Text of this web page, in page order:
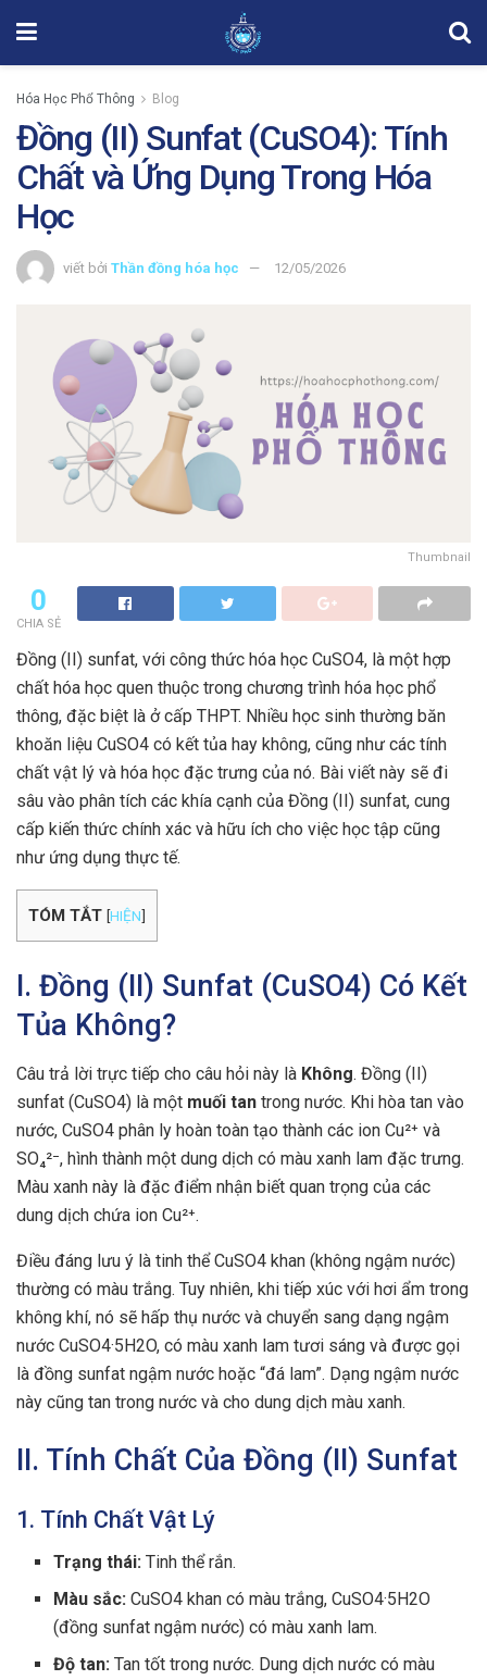
Hóa Học Phổ Thông Blog
Đồng (II) Sunfat (CuSO4): Tính
Chất và Ứng Dụng Trong Hóa
Học
viết bởi Thần đồng hóa học 12/05/2026
Thumbnail
0
CHIA SẺ
Đồng (II) sunfat, với công thức hóa học CuSO4, là một hợp
chất hóa học quen thuộc trong chương trình hóa học phổ
thông, đặc biệt là ở cấp THPT. Nhiều học sinh thường băn
khoăn liệu CuSO4 có kết tủa hay không, cũng như các tính
chất vật lý và hóa học đặc trưng của nó. Bài viết này sẽ đi
sâu vào phân tích các khía cạnh của Đồng (II) sunfat, cung
cấp kiến thức chính xác và hữu ích cho việc học tập cũng
như ứng dụng thực tế.
TÓM TẮT [HIỆN]
I. Đồng (II) Sunfat (CuSO4) Có Kết
Tủa Không?
Câu trả lời trực tiếp cho câu hỏi này là Không. Đồng (II)
sunfat (CuSO4) là một muối tan trong nước. Khi hòa tan vào
nước, CuSO4 phân ly hoàn toàn tạo thành các ion Cu²⁺ và
SO₄²⁻, hình thành một dung dịch có màu xanh lam đặc trưng.
Màu xanh này là đặc điểm nhận biết quan trọng của các
dung dịch chứa ion Cu²⁺.
Điều đáng lưu ý là tinh thể CuSO4 khan (không ngậm nước)
thường có màu trắng. Tuy nhiên, khi tiếp xúc với hơi ẩm trong
không khí, nó sẽ hấp thụ nước và chuyển sang dạng ngậm
nước CuSO4·5H2O, có màu xanh lam tươi sáng và được gọi
là đồng sunfat ngậm nước hoặc “đá lam”. Dạng ngậm nước
này cũng tan trong nước và cho dung dịch màu xanh.
II. Tính Chất Của Đồng (II) Sunfat
1. Tính Chất Vật Lý
Trạng thái: Tinh thể rắn.
Màu sắc: CuSO4 khan có màu trắng, CuSO4·5H2O
(đồng sunfat ngậm nước) có màu xanh lam.
Độ tan: Tan tốt trong nước. Dung dịch nước có màu